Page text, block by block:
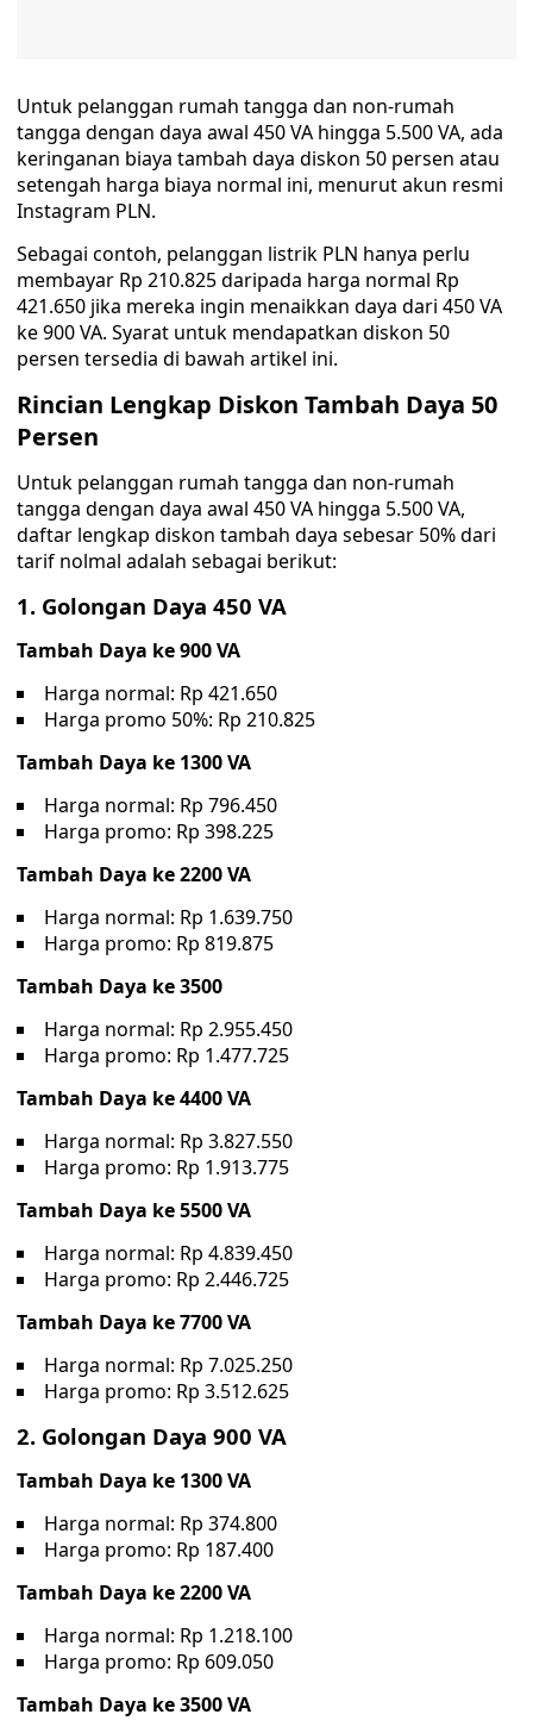
Untuk pelanggan rumah tangga dan non-rumah
tangga dengan daya awal 450 VA hingga 5.500 VA, ada
keringanan biaya tambah daya diskon 50 persen atau
setengah harga biaya normal ini, menurut akun resmi
Instagram PLN.
Sebagai contoh, pelanggan listrik PLN hanya perlu
membayar Rp 210.825 daripada harga normal Rp
421.650 jika mereka ingin menaikkan daya dari 450 VA
ke 900 VA. Syarat untuk mendapatkan diskon 50
persen tersedia di bawah artikel ini.
Rincian Lengkap Diskon Tambah Daya 50
Persen
Untuk pelanggan rumah tangga dan non-rumah
tangga dengan daya awal 450 VA hingga 5.500 VA,
daftar lengkap diskon tambah daya sebesar 50% dari
tarif nolmal adalah sebagai berikut:
1. Golongan Daya 450 VA
Tambah Daya ke 900 VA
Harga normal: Rp 421.650
Harga promo 50%: Rp 210.825
Tambah Daya ke 1300 VA
Harga normal: Rp 796.450
Harga promo: Rp 398.225
Tambah Daya ke 2200 VA
Harga normal: Rp 1.639.750
Harga promo: Rp 819.875
Tambah Daya ke 3500
Harga normal: Rp 2.955.450
Harga promo: Rp 1.477.725
Tambah Daya ke 4400 VA
Harga normal: Rp 3.827.550
Harga promo: Rp 1.913.775
Tambah Daya ke 5500 VA
Harga normal: Rp 4.839.450
Harga promo: Rp 2.446.725
Tambah Daya ke 7700 VA
Harga normal: Rp 7.025.250
Harga promo: Rp 3.512.625
2. Golongan Daya 900 VA
Tambah Daya ke 1300 VA
Harga normal: Rp 374.800
Harga promo: Rp 187.400
Tambah Daya ke 2200 VA
Harga normal: Rp 1.218.100
Harga promo: Rp 609.050
Tambah Daya ke 3500 VA